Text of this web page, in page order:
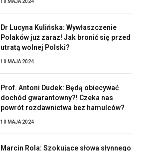
10 MAJA 2024
Dr Lucyna Kulińska: Wywłaszczenie
Polaków już zaraz! Jak bronić się przed
utratą wolnej Polski?
10 MAJA 2024
Prof. Antoni Dudek: Będą obiecywać
dochód gwarantowny?! Czeka nas
powrót rozdawnictwa bez hamulców?
10 MAJA 2024
Marcin Rola: Szokujące słowa słynnego